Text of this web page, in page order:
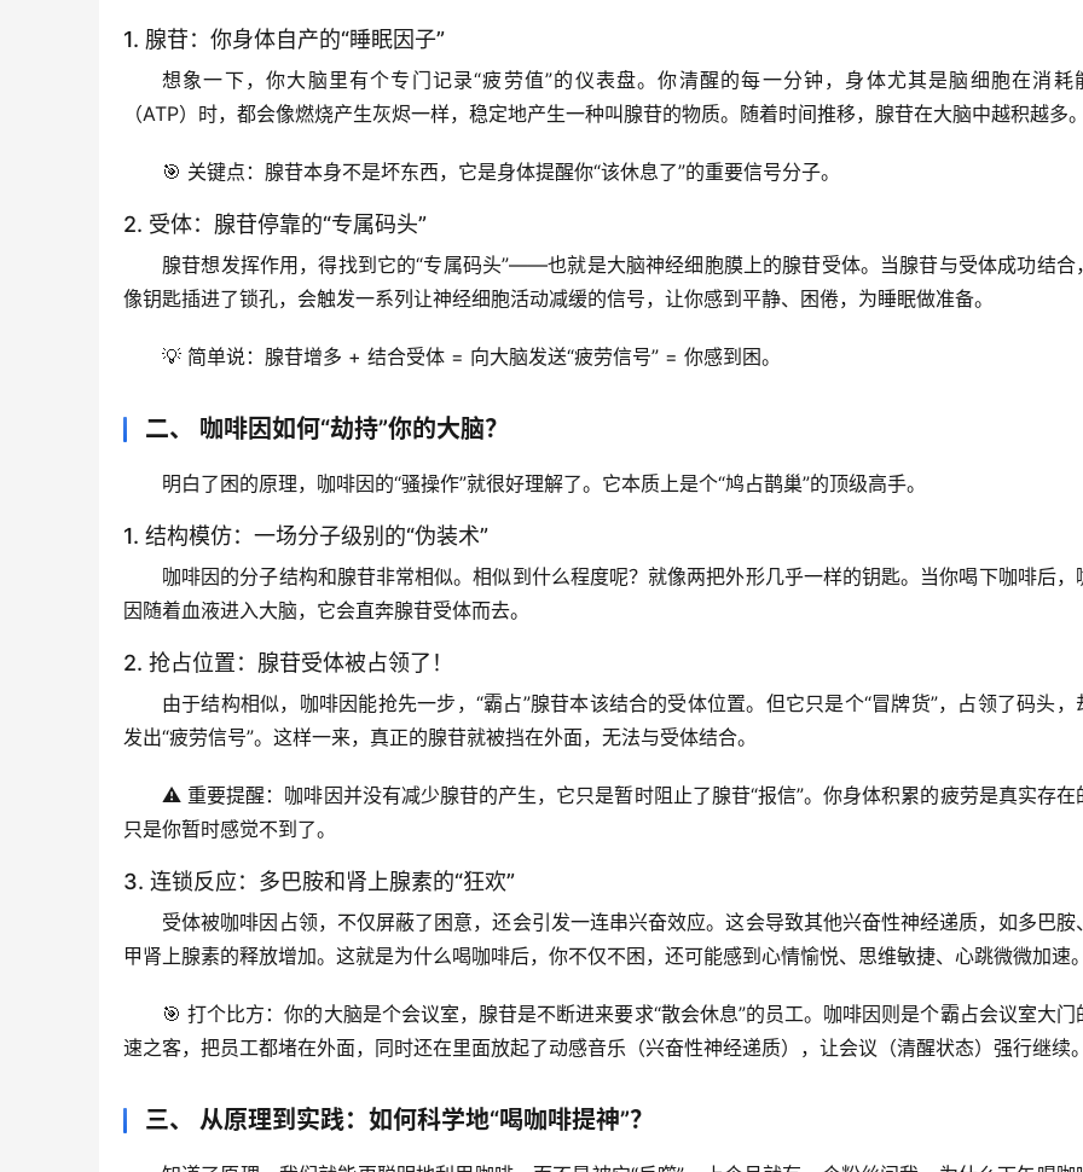
1. 腺苷：你身体自产的“睡眠因子”
想象一下，你大脑里有个专门记录“疲劳值”的仪表盘。你清醒的每一分钟，身体尤其是脑细胞在消耗
（ATP）时，都会像燃烧产生灰烬一样，稳定地产生一种叫腺苷的物质。随着时间推移，腺苷在大脑中越积越多。
🎯 关键点 ：腺苷本身不是坏东西，它是身体提醒你“该休息了”的重要信号分子。
2. 受体：腺苷停靠的“专属码头”
腺苷想发挥作用，得找到它的“专属码头”——也就是大脑神经细胞膜上的腺苷受体。当腺苷与受体成功结合
像钥匙插进了锁孔，会触发一系列让神经细胞活动减缓的信号，让你感到平静、困倦，为睡眠做准备。
💡 简单说：腺苷增多 + 结合受体 = 向大脑发送“疲劳信号” = 你感到困。
二、 咖啡因如何“劫持”你的大脑？
明白了困的原理，咖啡因的“骚操作”就很好理解了。它本质上是个“鸠占鹊巢”的顶级高手。
1. 结构模仿：一场分子级别的“伪装术”
咖啡因的分子结构和腺苷非常相似。相似到什么程度呢？就像两把外形几乎一样的钥匙。当你喝下咖啡后，
因随着血液进入大脑，它会直奔腺苷受体而去。
2. 抢占位置：腺苷受体被占领了！
由于结构相似，咖啡因能抢先一步，“霸占”腺苷本该结合的受体位置。但它只是个“冒牌货”， 占领了码头，
发出“疲劳信号”。这样一来，真正的腺苷就被挡在外面，无法与受体结合。
⚠️ 重要提醒 ：咖啡因并没有减少腺苷的产生，它只是暂时阻止了腺苷“报信”。你身体积累的疲劳是真实存在
只是你暂时感觉不到了。
3. 连锁反应：多巴胺和肾上腺素的“狂欢”
受体被咖啡因占领，不仅屏蔽了困意，还会引发一连串兴奋效应。这会导致其他兴奋性神经递质，如多巴胺
甲肾上腺素的释放增加。这就是为什么喝咖啡后，你不仅不困，还可能感到心情愉悦、思维敏捷、心跳微微加速。
🎯 打个比方 ：你的大脑是个会议室，腺苷是不断进来要求“散会休息”的员工。咖啡因则是个霸占会议室大门
速之客，把员工都堵在外面，同时还在里面放起了动感音乐（兴奋性神经递质），让会议（清醒状态）强行继续。
三、 从原理到实践：如何科学地“喝咖啡提神”？